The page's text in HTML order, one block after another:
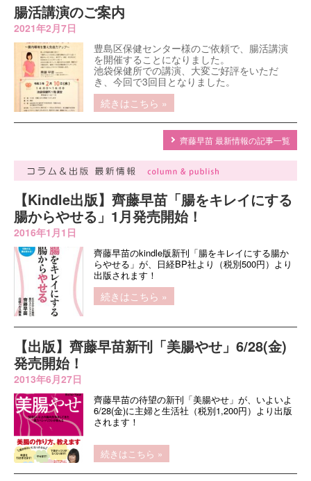
腸活講演のご案内
2021年2月7日
豊島区保健センター様のご依頼で、腸活講演
を開催することになりました。
池袋保健所での講演、大変ご好評をいただ
き、今回で3回目となりました。
続きはこちら »
齊藤早苗 最新情報の記事一覧
【Kindle出版】齊藤早苗「腸をキレイにする
腸からやせる」1月発売開始！
2016年1月1日
齊藤早苗のkindle版新刊「腸をキレイにする腸か
らやせる」が、日経BP社より（税別500円）より
出版されます！
続きはこちら »
【出版】齊藤早苗新刊「美腸やせ」6/28(金)
発売開始！
2013年6月27日
齊藤早苗の待望の新刊「美腸やせ」が、いよいよ
6/28(金)に主婦と生活社（税別1,200円）より出版
されます！
続きはこちら »